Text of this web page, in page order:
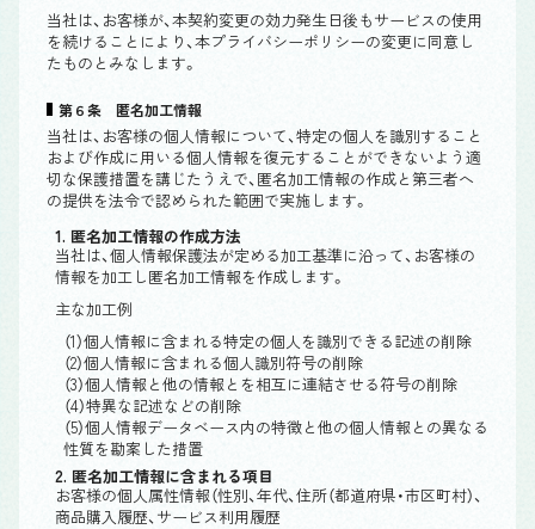
当社は、お客様が、本契約変更の効力発生日後もサービスの使用
を続けることにより、本プライバシーポリシーの変更に同意し
たものとみなします。
第６条 匿名加工情報
当社は、お客様の個人情報について、特定の個人を識別すること
および作成に用いる個人情報を復元することができないよう適
切な保護措置を講じたうえで、匿名加工情報の作成と第三者へ
の提供を法令で認められた範囲で実施します。
1. 匿名加工情報の作成方法
当社は、個人情報保護法が定める加工基準に沿って、お客様の
情報を加工し匿名加工情報を作成します。
主な加工例
（1）個人情報に含まれる特定の個人を識別できる記述の削除
（2）個人情報に含まれる個人識別符号の削除
（3）個人情報と他の情報とを相互に連結させる符号の削除
（4）特異な記述などの削除
（5）個人情報データベース内の特徴と他の個人情報との異なる
性質を勘案した措置
2. 匿名加工情報に含まれる項目
お客様の個人属性情報（性別、年代、住所（都道府県・市区町村）、
商品購入履歴、サービス利用履歴